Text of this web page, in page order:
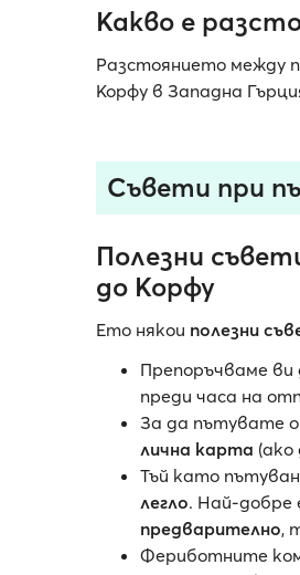
Какво е
Разстоянието между
Корфу в Западна
Съвети при
Полезни
до Корфу
Ето някои полезни
Препоръчваме
преди часа на
За да пътувате
лична карта
Тъй като
легло. Най-добре
предварително,
Фериботните